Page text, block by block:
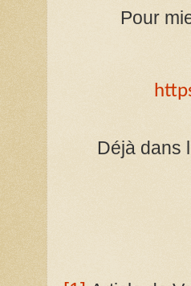
Pour
Déjà dans